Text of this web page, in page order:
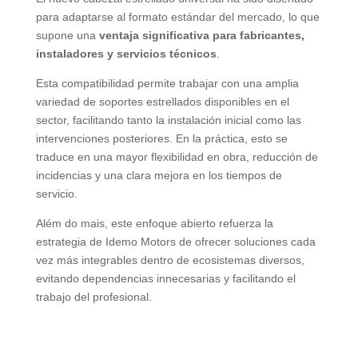
para adaptarse al formato estándar del mercado, lo que
supone una ventaja significativa para fabricantes,
instaladores y servicios técnicos
Esta compatibilidad permite trabajar con una amplia
variedad de soportes estrellados disponibles en el
sector, facilitando tanto la instalación inicial como las
intervenciones posteriores. En la práctica esto se
traduce en una mayor flexibilidad en obra
reducción de
incidencias y una clara mejora en los tiempos de
servicio.
Além do mais, este enfoque abierto refuerza la
estrategia de Idemo Motors de ofrecer soluciones cada
vez más integrables dentro de ecosistemas diversos,
evitando dependencias innecesarias y facilitando el
trabajo del profesional.